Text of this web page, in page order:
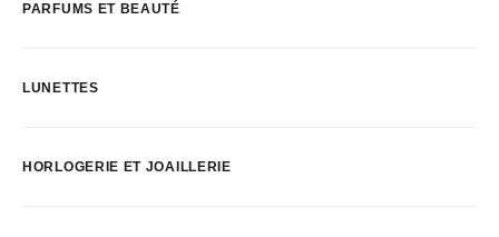
PARFUMS ET BEAUTÉ
LUNETTES
HORLOGERIE ET JOAILLERIE